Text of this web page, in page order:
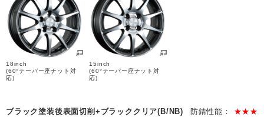
18inch
(60°テーパー座ナット対
応)
15inch
(60°テーパー座ナット対
応)
ブラック塗装後表面切削+ブラッククリア(B/NB) 防錆性能： ★★★